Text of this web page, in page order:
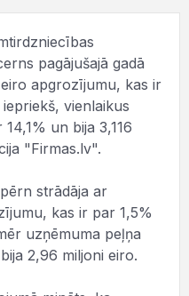
pagājušajā gadā
apgrozījumu, kas ir
vienlaikus
un bija 3,116
"Firmas.lv".
strādāja ar
kas ir par 1,5%
uzņēmuma peļņa
2,96 miljoni eiro.